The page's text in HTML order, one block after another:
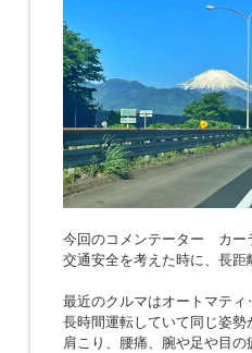
今回のコメンテーター カー
交通安全を考えた時に、長
最近のクルマはオートマティ
長時間運転していて同じ姿勢
肩こり、腰痛、腕や足や目の